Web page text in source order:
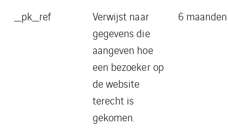
_pk_ref
Verwijst naar
gegevens die
aangeven hoe
een bezoeker op
de website
terecht is
gekomen.
6 maanden